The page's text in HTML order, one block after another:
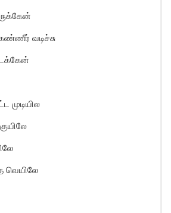
வடிச்சு
முடியில
வெயிலே